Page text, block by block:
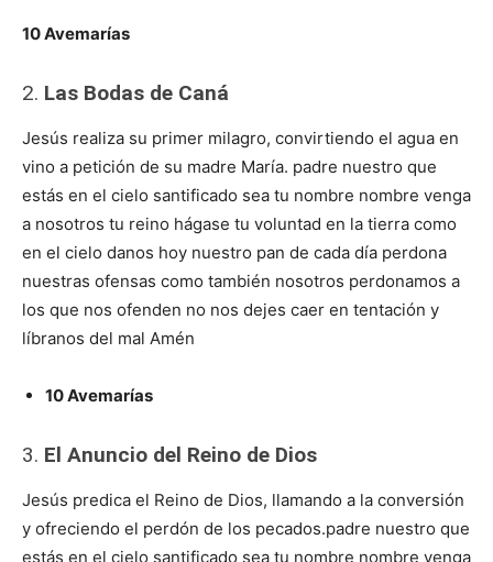
10 Avemarías
2. Las Bodas de Caná
Jesús realiza su primer milagro, convirtiendo el agua en
vino a petición de su madre María. padre nuestro que
estás en el cielo santificado sea tu nombre nombre venga
a nosotros tu reino hágase tu voluntad en la tierra como
en el cielo danos hoy nuestro pan de cada día perdona
nuestras ofensas como también nosotros perdonamos a
los que nos ofenden no nos dejes caer en tentación y
líbranos del mal Amén
10 Avemarías
3. El Anuncio del Reino de Dios
Jesús predica el Reino de Dios, llamando a la conversión
y ofreciendo el perdón de los pecados.padre nuestro que
estás en el cielo santificado sea tu nombre nombre venga